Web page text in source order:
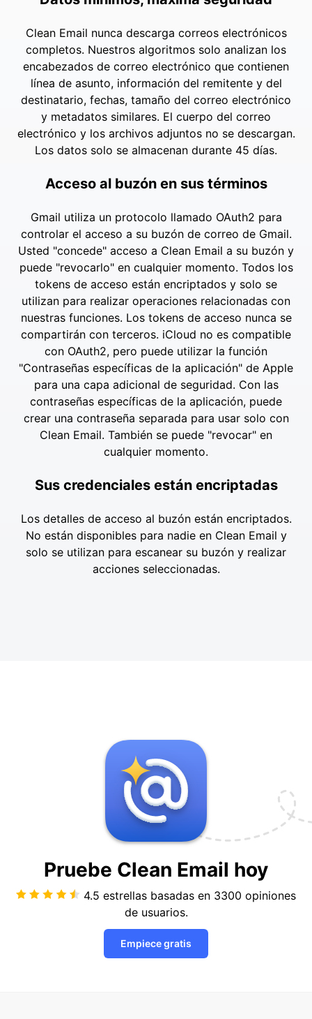
Clean Email nunca descarga correos electrónicos
completos. Nuestros algoritmos solo analizan los
encabezados de correo electrónico que contienen
línea de asunto, información del remitente y del
destinatario, fechas, tamaño del correo electrónico
y metadatos similares. El cuerpo del correo
electrónico y los archivos adjuntos no se descargan.
Los datos solo se almacenan durante 45 días.
Acceso al buzón en sus términos
Gmail utiliza un protocolo llamado OAuth2 para
controlar el acceso a su buzón de correo de Gmail.
Usted "concede" acceso a Clean Email a su buzón y
puede "revocarlo" en cualquier momento. Todos los
tokens de acceso están encriptados y solo se
utilizan para realizar operaciones relacionadas con
nuestras funciones. Los tokens de acceso nunca se
compartirán con terceros. iCloud no es compatible
con OAuth2, pero puede utilizar la función
"Contraseñas específicas de la aplicación" de Apple
para una capa adicional de seguridad. Con las
contraseñas específicas de la aplicación, puede
crear una contraseña separada para usar solo con
Clean Email. También se puede "revocar" en
cualquier momento.
Sus credenciales están encriptadas
Los detalles de acceso al buzón están encriptados.
No están disponibles para nadie en Clean Email y
solo se utilizan para escanear su buzón y realizar
acciones seleccionadas.
Pruebe Clean Email hoy
4.5 estrellas basadas en 3300 opiniones
de usuarios.
Empiece gratis